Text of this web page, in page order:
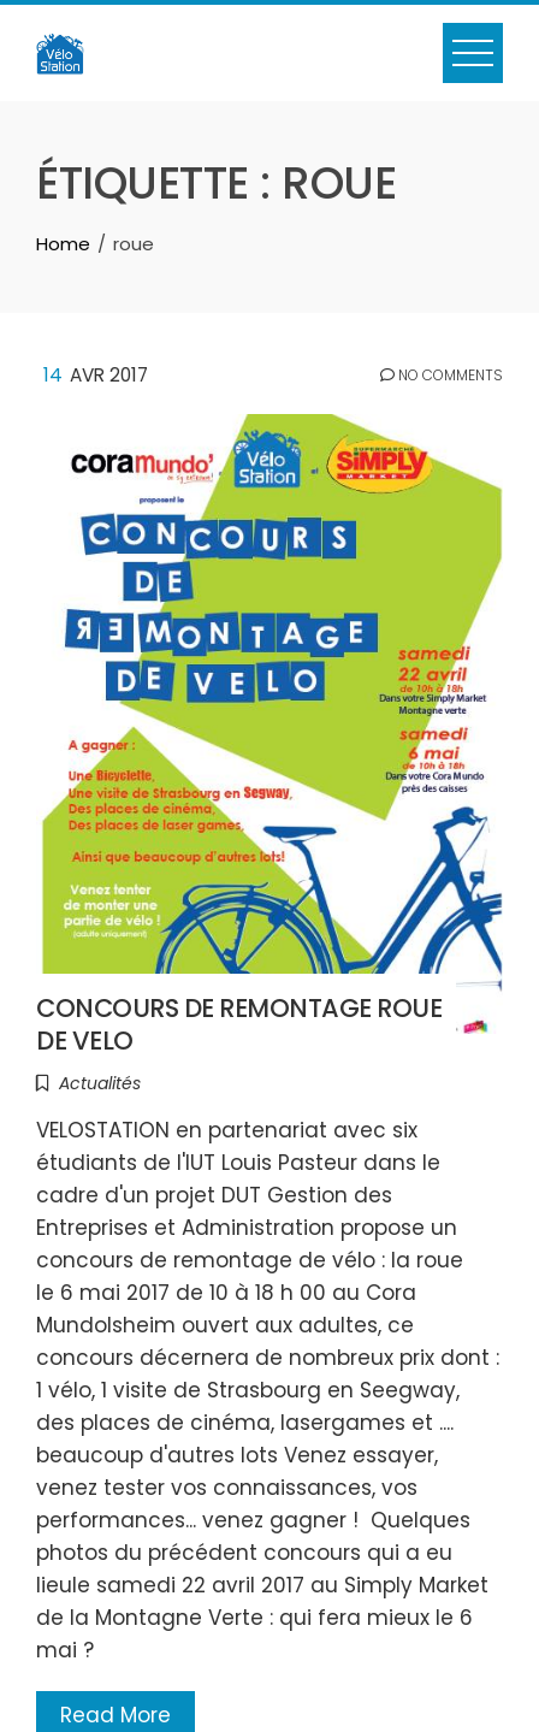
Skip
content
ÉTIQUETTE : ROUE
Home roue
14 AVR 2017 NO COMMENTS
CONCOURS DE REMONTAGE ROUE
DE VELO
Actualités
VELOSTATION en partenariat avec six
étudiants de l'IUT Louis Pasteur dans le
cadre d'un projet DUT Gestion des
Entreprises et Administration propose un
concours de remontage de vélo : la roue
le 6 mai 2017 de 10 à 18 h 00 au Cora
Mundolsheim ouvert aux adultes, ce
concours décernera de nombreux prix dont :
1 vélo, 1 visite de Strasbourg en Seegway,
des places de cinéma, lasergames et ....
beaucoup d'autres lots Venez essayer,
venez tester vos connaissances, vos
performances... venez gagner ! Quelques
photos du précédent concours qui a eu
lieule samedi 22 avril 2017 au Simply Market
de la Montagne Verte : qui fera mieux le 6
mai ?
Read More